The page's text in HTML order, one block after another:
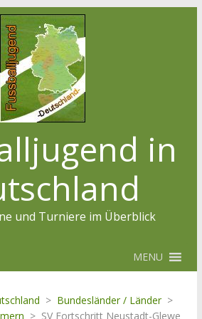
in
und Turniere im Überblick
MENU
> Bundesländer / Länder >
> SV Fortschritt Neustadt-Glewe